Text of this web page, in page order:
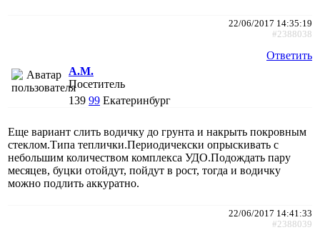
22/06/2017 14:35:19
#2388038
Ответить
A.M.
Посетитель
139 99 Екатеринбург
Еще вариант слить водичку до грунта и накрыть покровным
стеклом.Типа теплички.Периодичекски опрыскивать с
небольшим количеством комплекса УДО.Подождать пару
месяцев, буцки отойдут, пойдут в рост, тогда и водичку
можно подлить аккуратно.
22/06/2017 14:41:33
#2388039